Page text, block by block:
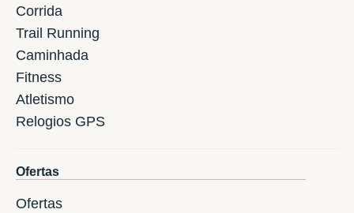
Corrida
Trail Running
Caminhada
Fitness
Atletismo
Relogios GPS
Ofertas
Ofertas